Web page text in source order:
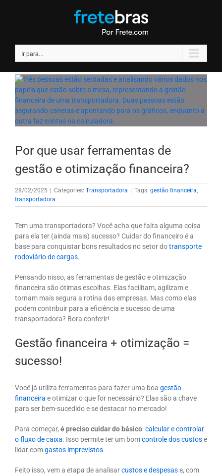
Ir para...
Por que usar ferramentas de
gestão e otimização financeira?
28/02/2025 Categories: Transportadora Tags: gestão financeira,
transportadora
Tem uma transportadora? Você acha que falta alguma coisa
para ela ter (ainda mais) sucesso? Cuidar do financeiro é a
base para conquistar bons resultados no setor dotransporte
rodoviário de cargas.
Pensando nisso, as ferramentas de gestão e otimização
financeira são ótimas escolhas. Elas facilitam, agilizam e
tornam mais segura a rotina das empresas. Mas como elas
podem contribuir para a eficiência e sucesso de uma
transportadora? Bora conferir!
Gestão financeira + otimização =
sucesso!
Você já utiliza ferramentas para fazer uma boa gestão
financeira e otimizar o que for necessário? Elas são a chave
para ser bem-sucedido e se destacar no mercado!
Para começar, é preciso cuidar do básico:calcular e controlar
o fluxo de caixa. Isso permite ter um bomcontrole dos custose
lidar comgastos imprevistos.
Feito isso, vem a etapa de analisarcustos e despesase, com